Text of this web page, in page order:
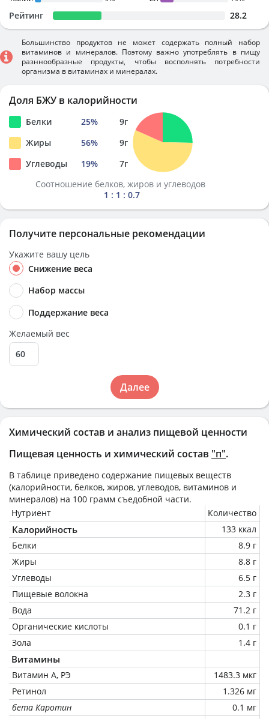
Химический состав и анализ пищевой ценности
Пищевая ценность и химический состав "п".
В таблице приведено содержание пищевых веществ
(калорийности, белков, жиров, углеводов, витаминов и
минералов) на 100 грамм съедобной части.
Нутриент
Количество
Калорийность
133 ккал
Белки
8.9 г
Жиры
8.8 г
Углеводы
6.5 г
Пищевые волокна
2.3 г
Вода
71.2 г
Органические кислоты
0.1 г
Зола
1.4 г
Витамины
Витамин А, РЭ
1483.3 мкг
Ретинол
1.326 мг
бета Каротин
0.1 мг
Рейтинг 28.2
Большинство продуктов не может содержать полный набор
витаминов и минералов. Поэтому важно употреблять в пищу
разннообразные продукты, чтобы восполнять потребности
организма в витаминах и минералах.
Доля БЖУ в калорийности
Белки 25% 9г
Жиры
56% 9г
Углеводы
19% 7г
Соотношение белков, жиров и углеводов
1 : 1 : 0.7
Получите персональные рекомендации
Укажите вашу цель
Снижение веса
Набор массы
Поддержание веса
Желаемый вес
Далее